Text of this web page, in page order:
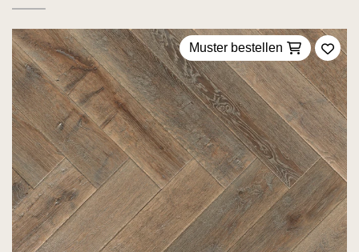
Muster bestellen
Zu